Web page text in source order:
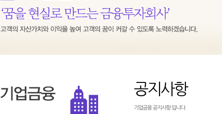
공지사항
기업금융 공지사항 입니다.